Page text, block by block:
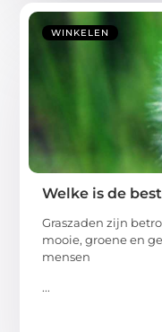
WINKELEN
Welke is de
Graszaden zijn
mooie, groene en
mensen
...